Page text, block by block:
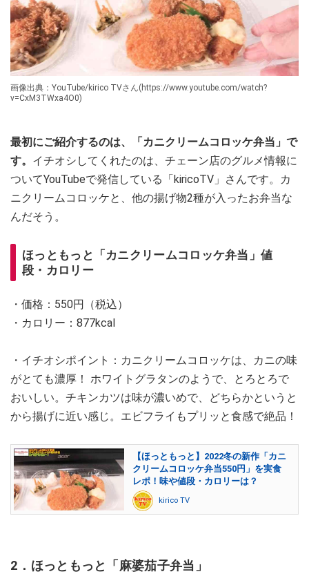
画像出典：YouTube/kirico TVさん(https://www.youtube.com/watch?
v=CxM3TWxa4O0)
最初にご紹介するのは、「カニクリームコロッケ弁当」で
す。 イチオシしてくれたのは、チェーン店のグルメ情報に
ついてYouTubeで発信している「kiricoTV」さんです。カ
ニクリームコロッケと、他の揚げ物2種が入ったお弁当な
んだそう。
ほっともっと「カニクリームコロッケ弁当」値
段・カロリー
・価格：550円（税込）
・カロリー：877kcal
・イチオシポイント：カニクリームコロッケは、カニの味
がとても濃厚！ ホワイトグラタンのようで、とろとろで
おいしい。チキンカツは味が濃いめで、どちらかというと
から揚げに近い感じ。エビフライもプリッと食感で絶品！
【ほっともっと】2022冬の新作「カニ
クリームコロッケ弁当550円」を実食
レポ！味や値段・カロリーは？
kirico TV
2．ほっともっと「麻婆茄子弁当」